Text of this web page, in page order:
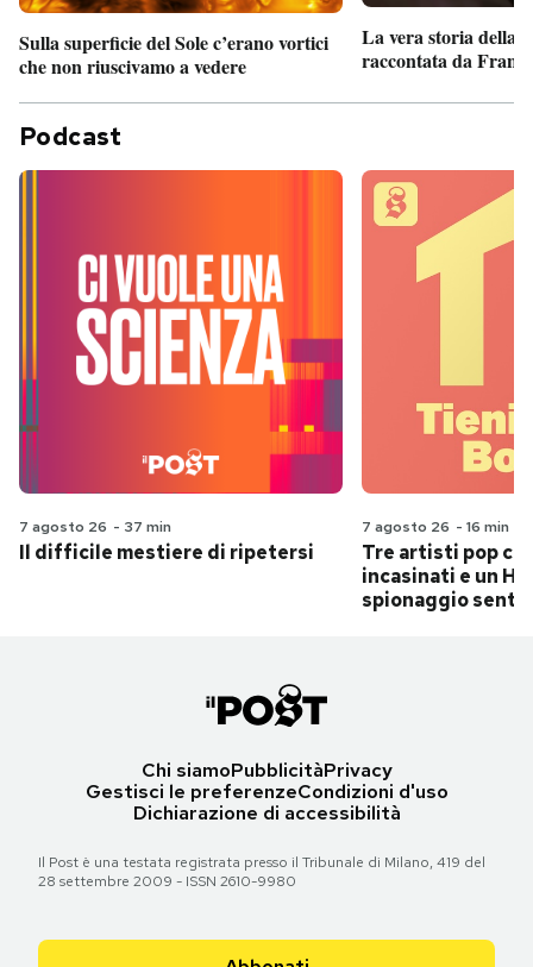
Sulla superficie del Sole c’erano vortici
che non riuscivamo a vedere
La vera storia della
raccontata da
Podcast
7 agosto 26 - 37 min
Il difficile mestiere di ripetersi
7 agosto 26 - 16 min
Tre artisti pop
incasinati e un
spionaggio
Chi siamoPubblicitàPrivacy
Gestisci le preferenzeCondizioni d'uso
Dichiarazione di accessibilità
Il Post è una testata registrata presso il Tribunale di Milano, 419 del
28 settembre 2009 - ISSN 2610-9980